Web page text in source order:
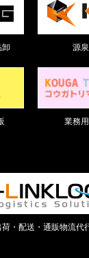
源
業務
・配送・通販物流代